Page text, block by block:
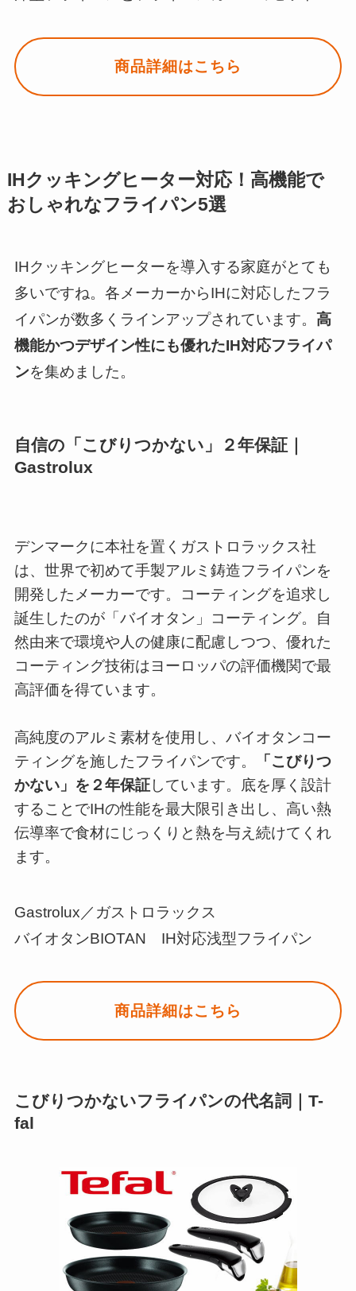
商品詳細はこちら
IHクッキングヒーター対応！高機能で
おしゃれなフライパン5選
IHクッキングヒーターを導入する家庭がとても
多いですね。各メーカーからIHに対応したフラ
イパンが数多くラインアップされています。 高
機能かつデザイン性にも優れたIH対応フライパ
ンを集めました。
自信の「こびりつかない」２年保証｜
Gastrolux
デンマークに本社を置くガストロラックス社
は、世界で初めて手製アルミ鋳造フライパンを
開発したメーカーです。コーティングを追求し
誕生したのが「バイオタン」コーティング。自
然由来で環境や人の健康に配慮しつつ、優れた
コーティング技術はヨーロッパの評価機関で最
高評価を得ています。
高純度のアルミ素材を使用し、バイオタンコー
ティングを施したフライパンです。
「こびりつ
かない」を２年保証しています。底を厚く設計
することでIHの性能を最大限引き出し、高い熱
伝導率で食材にじっくりと熱を与え続けてくれ
ます。
Gastrolux／ガストロラックス
バイオタンBIOTAN IH対応浅型フライパン
商品詳細はこちら
こびりつかないフライパンの代名詞｜T-
fal